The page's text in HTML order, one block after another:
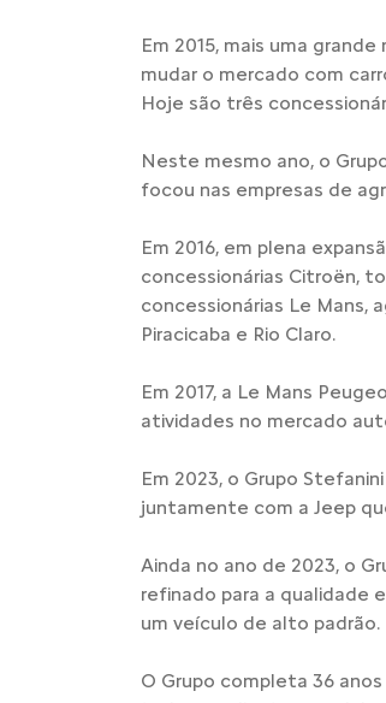
Em 2015, mais uma
mudar o mercado com
Hoje são três
Neste mesmo ano, o
focou nas empresas de
Em 2016, em plena
concessionárias Citroën,
concessionárias Le Mans,
Piracicaba e Rio Claro.
Em 2017, a Le Mans
atividades no mercado
Em 2023, o Grupo
juntamente com a Jeep
Ainda no ano de 2023, o
refinado para a qualidade
um veículo de alto padrão.
O Grupo completa 36